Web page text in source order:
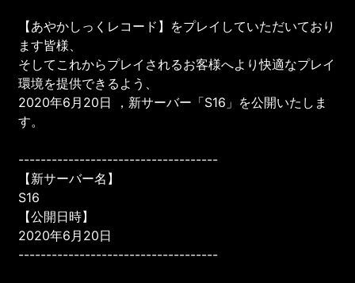
【あやかしっくレコード】をプレイしていただいており
ます皆様、
そしてこれからプレイされるお客様へより快適なプレイ
環境を提供できるよう、
2020年6月20日 ，新サーバー「S16」を公開いたしま
す。
------------------------------------
【新サーバー名】
S16
【公開日時】
2020年6月20日
------------------------------------